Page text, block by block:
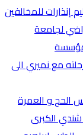
إنذارات للمخالفين
لجامعة
مع نميري الى
الحج و العمرة
الكبرى